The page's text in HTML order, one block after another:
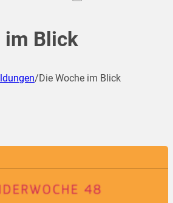
im Blick
/Die Woche im Blick